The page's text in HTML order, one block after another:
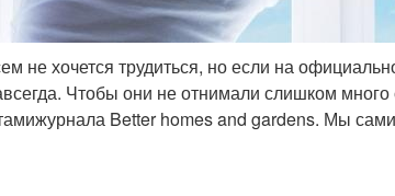
не хочется трудиться, но если на
Чтобы они не отнимали слишком много
Better homes and gardens. Мы